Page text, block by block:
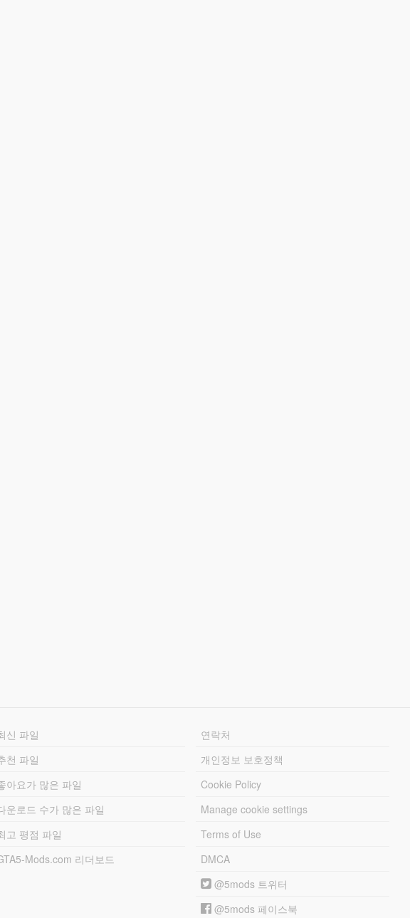
신 파일
천 파일
아요가 많은 파일
운로드 수가 많은 파일
고 평점 파일
Mods.com 리더보드
연락처
개인정보 보호정책
Cookie Policy
Manage cookie settings
Terms of Use
DMCA
@5mods 트위터
@5mods 페이스북